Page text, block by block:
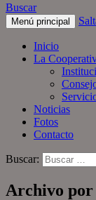
Buscar
Menú principal
Inicio
La
Noticias
Fotos
Contacto
Buscar:
Archivo por